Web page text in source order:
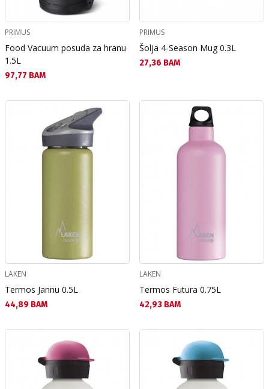
PRIMUS
Food Vacuum posuda za hranu
1.5L
Текуща цена:
97,77 BAM
PRIMUS
Šolja 4-Season Mug 0.3L
Текуща цена:
27,36 BAM
LAKEN
Termos Jannu 0.5L
Текуща цена:
44,89 BAM
LAKEN
Termos Futura 0.75L
Текуща цена:
42,93 BAM